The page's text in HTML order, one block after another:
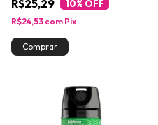
R$25,29 10% OFF
R$24,53 com Pix